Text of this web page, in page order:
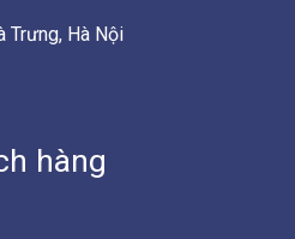
Trưng, Hà Nội
hàng